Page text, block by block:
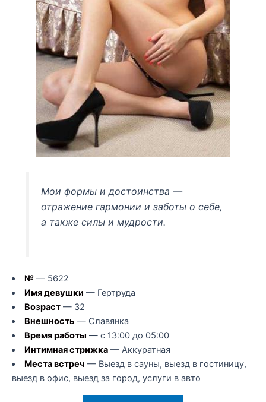
Мои формы и достоинства —
отражение гармонии и заботы о себе,
а также силы и мудрости.
№— 5622
Имя девушки — Гертруда
Возраст— 32
Внешность — Славянка
Время работы — с 13:00 до 05:00
Интимная стрижка— Аккуратная
Места встреч — Выезд в сауны, выезд в гостиницу,
выезд в офис, выезд за город, услуги в авто